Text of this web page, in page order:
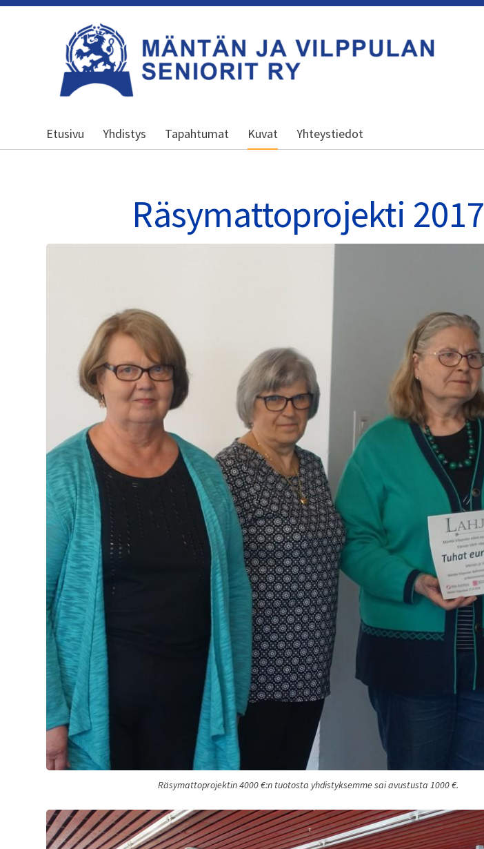
Kansallinen senioriliitto
Etusivu Yhdistys Tapahtumat Kuvat Yhteystiedot
Räsymattoprojekti 2017
Räsymattoprojektin 4000 €:n tuotosta yhdistyksemme sai avustusta 1000 €.